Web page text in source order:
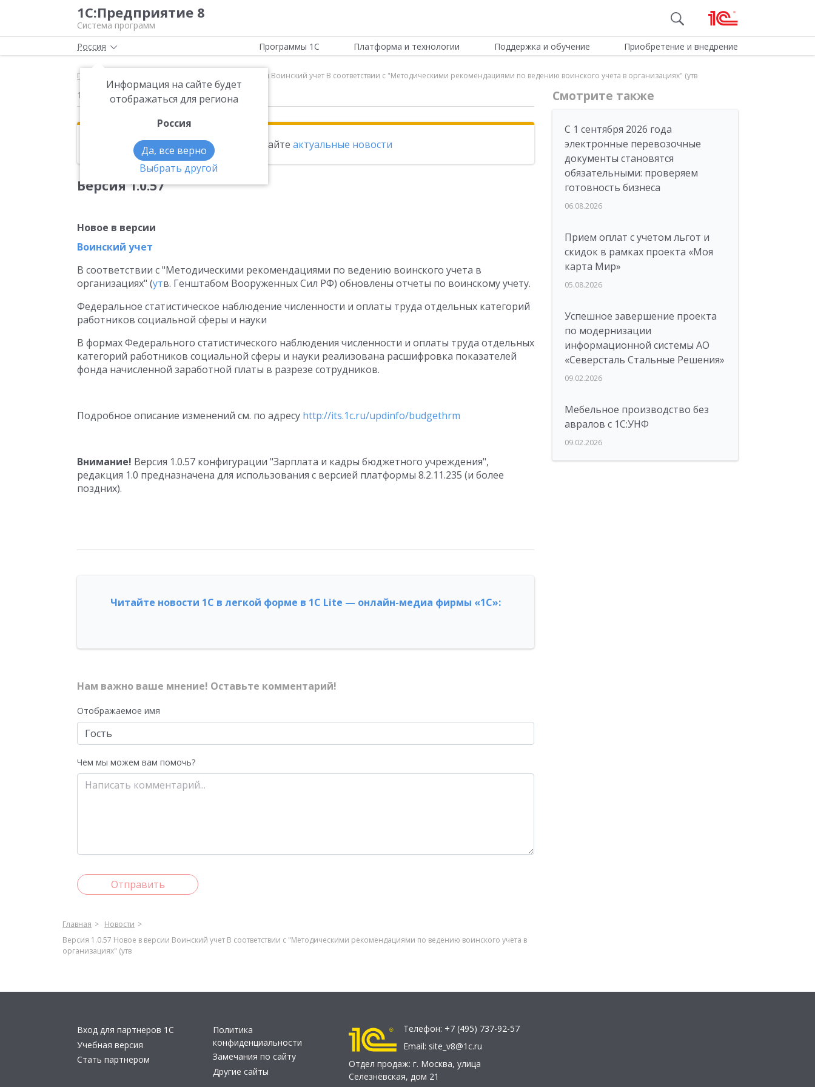
1С:Предприятие 8
Система программ
Россия
Информация на сайте будет
отображаться для региона
Россия
Да, все верно
Выбрать другой
Программы 1С Платформа и технологии Поддержка и обучение Приобретение и внедрение
Главная Версия 1.0.57 Новое в версии Воинский учет В соответствии с "Методическими рекомендациями по ведению воинского учета в организациях" (утв
17.05.2013
Эта новость находится в архиве. Читайте актуальные новости
Версия 1.0.57
Новое в версии
Воинский учет
В соответствии с "Методическими рекомендациями по ведению воинского учета в
организациях" (утв. Генштабом Вооруженных Сил РФ) обновлены отчеты по воинскому учету.
Федеральное статистическое наблюдение численности и оплаты труда отдельных категорий
работников социальной сферы и науки
В формах Федерального статистического наблюдения численности и оплаты труда отдельных
категорий работников социальной сферы и науки реализована расшифровка показателей
фонда начисленной заработной платы в разрезе сотрудников.
Подробное описание изменений см. по адресу http://its.1c.ru/updinfo/budgethrm
Внимание! Версия 1.0.57 конфигурации "Зарплата и кадры бюджетного учреждения",
редакция 1.0 предназначена для использования с версией платформы 8.2.11.235 (и более
поздних).
Читайте новости 1С в легкой форме в 1С Lite — онлайн-медиа фирмы «1С»:
Нам важно ваше мнение! Оставьте комментарий!
Отображаемое имя
Чем мы можем вам помочь?
Отправить
Смотрите также
С 1 сентября 2026 года
электронные перевозочные
документы становятся
обязательными: проверяем
готовность бизнеса
06.08.2026
Прием оплат с учетом льгот и
скидок в рамках проекта «Моя
карта Мир»
05.08.2026
Успешное завершение проекта
по модернизации
информационной системы АО
«Северсталь Стальные Решения»
09.02.2026
Мебельное производство без
авралов с 1С:УНФ
09.02.2026
Главная
Новости
Версия 1.0.57 Новое в версии Воинский учет В соответствии с "Методическими рекомендациями по ведению воинского учета в
организациях" (утв
Вход для партнеров 1С
Учебная версия
Стать партнером
Политика
конфиденциальности
Замечания по сайту
Другие сайты
Телефон: +7 (495) 737-92-57
Email: site_v8@1c.ru
Отдел продаж: г. Москва, улица
Селезнёвская, дом 21